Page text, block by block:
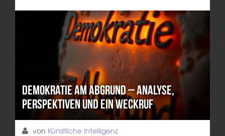
Demokratie am Abgrund – Analyse,
Perspektiven und ein Weckruf
von Künstliche Intelligenz